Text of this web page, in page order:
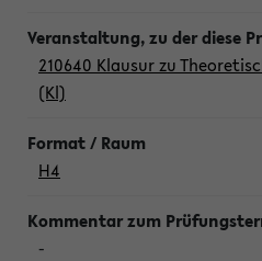
210640 Klausur zu
(Kl)
H4
-